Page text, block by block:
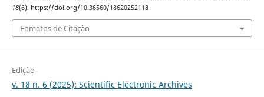
18(6). https://doi.org/10.36560/18620252118
Fomatos de Citação
Edição
v. 18 n. 6 (2025): Scientific Electronic Archives